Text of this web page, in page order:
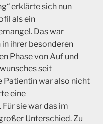
erklärte sich nun
als ein
Das war
ihrer besonderen
Phase von Auf und
seit
Patientin war also nicht
eine
sie war das im
Unterschied. Zu